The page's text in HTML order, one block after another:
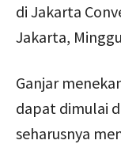
di Jakarta
Jakarta,
Ganjar
dapat dimulai
seharusnya